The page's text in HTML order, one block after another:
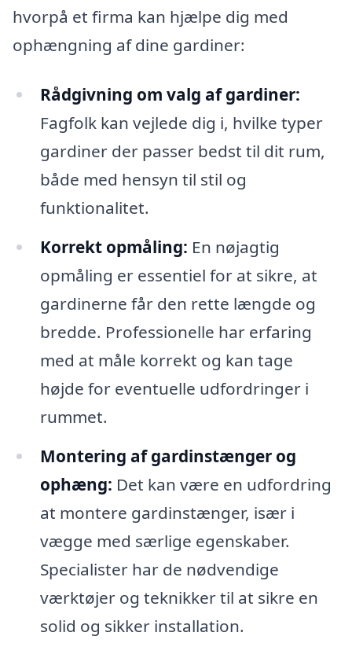
hvorpå et firma kan hjælpe dig med
ophængning af dine gardiner:
Rådgivning om valg af gardiner:
Fagfolk kan vejlede dig i, hvilke typer
gardiner der passer bedst til dit rum,
både med hensyn til stil og
funktionalitet.
Korrekt opmåling: En nøjagtig
opmåling er essentiel for at sikre, at
gardinerne får den rette længde og
bredde. Professionelle har erfaring
med at måle korrekt og kan tage
højde for eventuelle udfordringer i
rummet.
Montering af gardinstænger og
ophæng: Det kan være en udfordring
at montere gardinstænger, især i
vægge med særlige egenskaber.
Specialister har de nødvendige
værktøjer og teknikker til at sikre en
solid og sikker installation.